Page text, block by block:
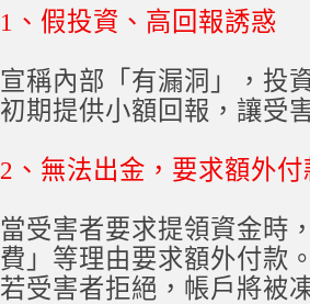
1、假投資、高回報誘惑
宣稱內部「有漏洞」，投
初期提供小額回報，讓受
2、無法出金，要求額外付
當受害者要求提領資金時
費」等理由要求額外付款
若受害者拒絕，帳戶將被